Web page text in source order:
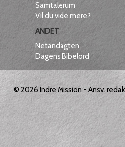
Samtalerum
Vil du vide mere?
ANDET
Netandagten
Dagens Bibelord
© 2026Indre Mission- Ansv.